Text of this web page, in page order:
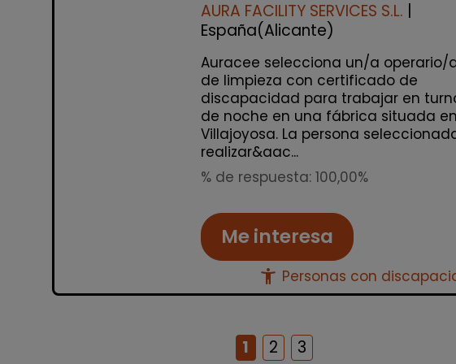
AURA FACILITY SERVICES S.L. |
España(Alicante)
Auracee selecciona un/a operario/
de limpieza con certificado de
discapacidad para trabajar en
de noche en una fábrica situada en
Villajoyosa. La persona
realizar&aac...
% de respuesta: 100,00%
Me interesa
accessibility_new Personas con
1 2 3